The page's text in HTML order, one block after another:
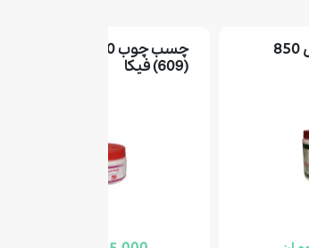
چسب چوب پلاس 850
(609) فیکا